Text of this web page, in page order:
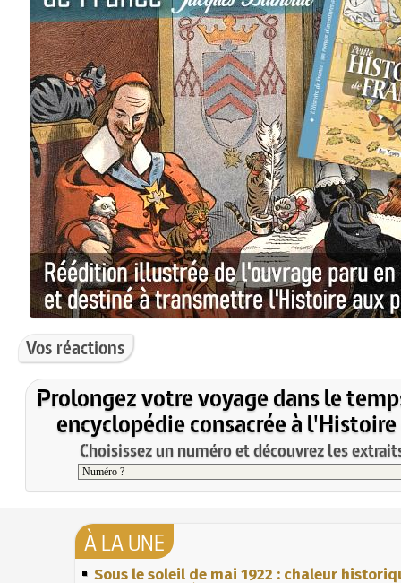
Vos réactions
Prolongez votre voyage dans le
encyclopédie consacrée à l'Histoire
Choisissez un numéro et découvrez les
À LA UNE
Sous le soleil de mai 1922 : chaleur